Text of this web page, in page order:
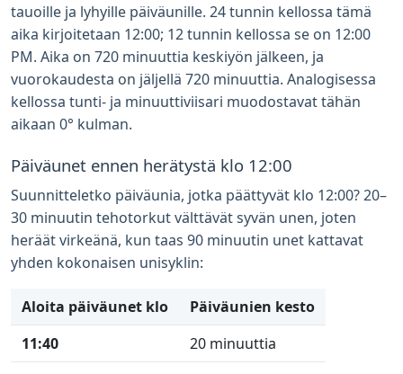
tauoille ja lyhyille päiväunille. 24 tunnin kellossa tämä
aika kirjoitetaan 12:00; 12 tunnin kellossa se on 12:00
PM. Aika on 720 minuuttia keskiyön jälkeen, ja
vuorokaudesta on jäljellä 720 minuuttia. Analogisessa
kellossa tunti- ja minuuttiviisari muodostavat tähän
aikaan 0° kulman.
Päiväunet ennen herätystä klo 12:00
Suunnitteletko päiväunia, jotka päättyvät klo 12:00? 20–
30 minuutin tehotorkut välttävät syvän unen, joten
heräät virkeänä, kun taas 90 minuutin unet kattavat
yhden kokonaisen unisyklin:
Aloita päiväunet klo
Päiväunien kesto
11:40
20 minuuttia